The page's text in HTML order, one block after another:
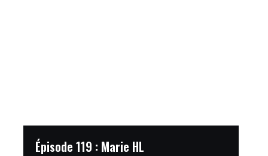
Épisode 119 : Marie HL